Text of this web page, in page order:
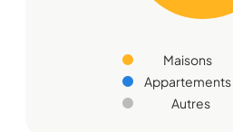
Maisons
Appartements
Autres